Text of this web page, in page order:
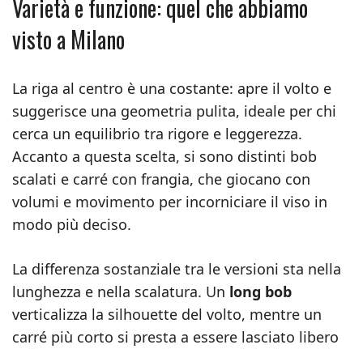
Varietà e funzione: quel che abbiamo
visto a Milano
La riga al centro è una costante: apre il volto e
suggerisce una geometria pulita, ideale per chi
cerca un equilibrio tra rigore e leggerezza.
Accanto a questa scelta, si sono distinti bob
scalati e carré con frangia, che giocano con
volumi e movimento per incorniciare il viso in
modo più deciso.
La differenza sostanziale tra le versioni sta nella
lunghezza e nella scalatura. Un long bob
verticalizza la silhouette del volto, mentre un
carré più corto si presta a essere lasciato libero